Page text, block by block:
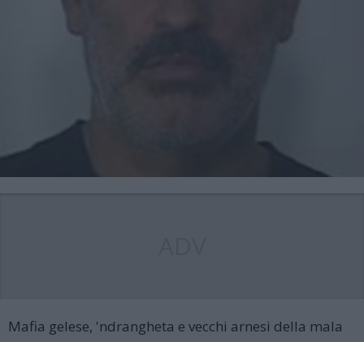
Mafia gelese, 'ndrangheta e vecchi arnesi della mala